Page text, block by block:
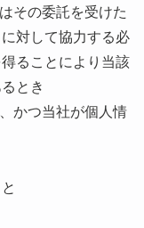
その委託を受けた
対して協力する必
ることにより当該
とき
かつ当社が個人情